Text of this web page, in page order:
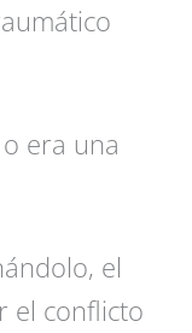
era una
el
el conflicto